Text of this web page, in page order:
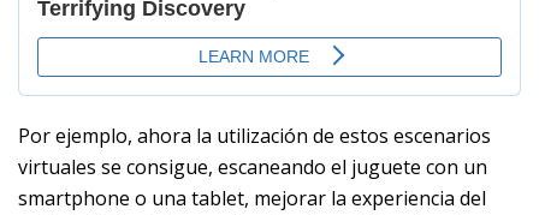
Por ejemplo, ahora la utilización de estos escenarios
virtuales se consigue, escaneando el juguete con un
smartphone o una tablet, mejorar la experiencia del